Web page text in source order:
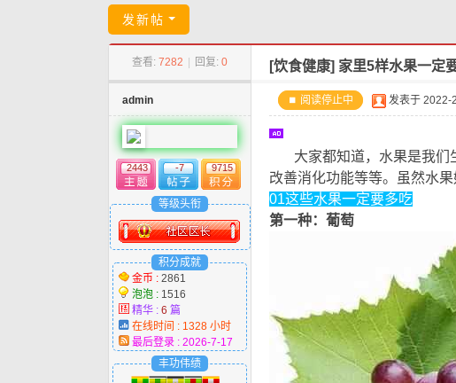
泡
发新帖
查看: 7282 回复: 0 [饮食健康] 家里5样水果一定
admin
2443 -7 9715
等级头衔
积分成就
金币 : 2861
泡泡 : 1516
精华 : 6 篇
在线时间 : 1328 小时
最后登录 : 2026-7-17
丰功伟绩
发表于 2022-
⏹ 阅读停止中
大家都知道，水果是我们生
改善消化功能等等。虽然水
01这些水果一定要多吃
第一种：葡萄